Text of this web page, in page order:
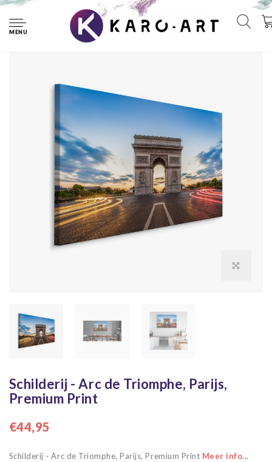
MENU
Schilderij - Arc de Triomphe, Parijs, Premium Print
Schilderij - Arc de Triomphe, Parijs,
Premium Print
€44,95
Schilderij - Arc de Triomphe, Parijs, Premium Print Meer info...